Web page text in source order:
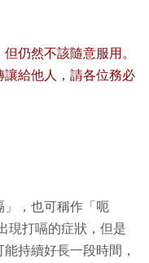
仍然不該隨意服用。
給他人，請各位務必
，也可稱作「呃
現打嗝的症狀，但是
持續好長一段時間，